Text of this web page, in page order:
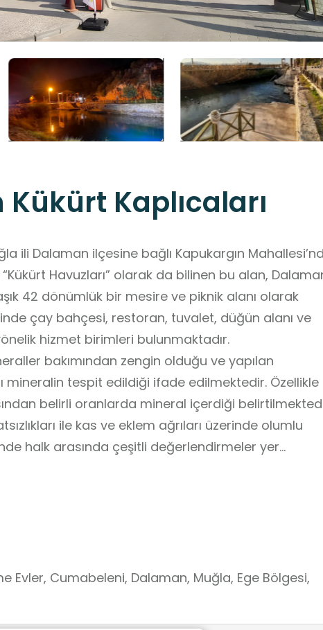
Kaplıcaları
ili Dalaman ilçesine bağlı Kapukargın
Havuzları” olarak da bilinen bu alan,
42 dönümlük bir mesire ve piknik alanı olarak
çay bahçesi, restoran, tuvalet, düğün alanı ve
hizmet birimleri bulunmaktadır.
bakımından zengin olduğu ve yapılan
mineralin tespit edildiği ifade edilmektedir. Özellikle
belirli oranlarda mineral içerdiği
ile kas ve eklem ağrıları üzerinde olumlu
halk arasında çeşitli değerlendirmeler yer
Kapukargın’daki havuzlar ise yakın
kükürtlü su bulunan havuzlarda belirli sürelerle
Evler, Cumabeleni, Dalaman, Muğla, Ege Bölgesi,